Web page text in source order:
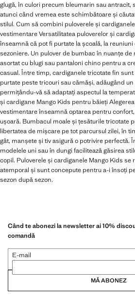
glugă, în culori precum bleumarin sau antracit,
atunci când vremea este schimbătoare și
stilul. Cum să combini puloverele și
vestimentare Versatilitatea puloverelor și
înseamnă că pot fi purtate la școală, la
sezoniere. Un pulover de bumbac în nuanțe
asortat cu blugi sau pantaloni chino pentru a
casual. Între timp, cardiganele tricotate fin
purtate peste tricouri sau cămăși, adăugând
permițându-vă să adaptați aspectul la
și cardigane Mango Kids pentru băieți
vestimentare înseamnă optarea pentru
ușoară. Bumbacul moale și țesăturile tricotate
libertatea de mișcare pe tot parcursul zilei, în
gât, manșete și tiv asigură o potrivire perfectă.
modelele uni sau în dungi facilitează găsirea
copil. Puloverele și cardiganele Mango Kids
atemporal și sunt concepute pentru a-i însoți
sezon după sezon.
Când te abonezi la newsletter ai 10%
comandă
E-mail
MĂ ABONEZ